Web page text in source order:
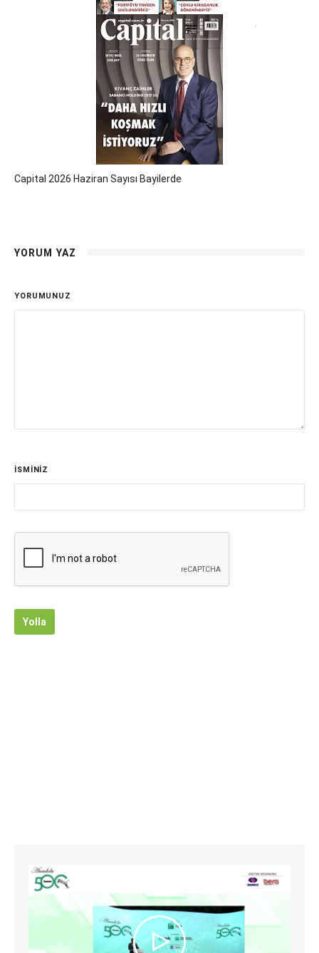
Capital 2026 Haziran Sayısı Bayilerde
YORUM YAZ
YORUMUNUZ
İSMİNİZ
Yolla